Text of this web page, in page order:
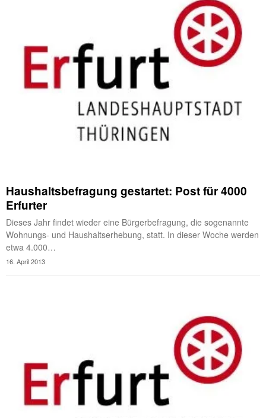
Haushaltsbefragung gestartet: Post für 4000
Erfurter
Dieses Jahr findet wieder eine Bürgerbefragung, die sogenannte
Wohnungs- und Haushaltserhebung, statt. In dieser Woche werden
etwa 4.000…
16. April 2013